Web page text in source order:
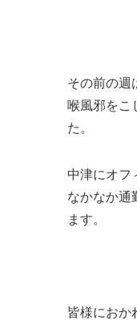
その前の週
喉風邪をこ
た。
中津にオフ
なかなか通
ます。
皆様におか